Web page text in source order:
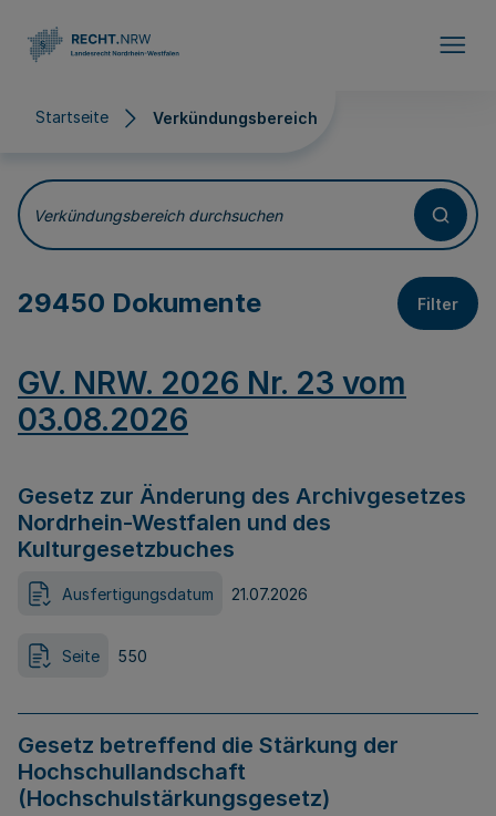
Startseite Verkündungsbereich
Verkündungsbereich
Verkündungsbereich durchsuchen
29450 Dokumente Filter
GV. NRW. 2026 Nr. 23 vom
03.08.2026
Gesetz zur Änderung des Archivgesetzes
Nordrhein-Westfalen und des
Kulturgesetzbuches
Ausfertigungsdatum 21.07.2026
Seite 550
Gesetz betreffend die Stärkung der
Hochschullandschaft
(Hochschulstärkungsgesetz)